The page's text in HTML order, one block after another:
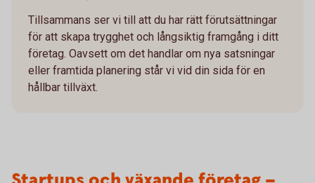
Tillsammans ser vi till att du har rätt förutsättningar
för att skapa trygghet och långsiktig framgång i ditt
företag. Oavsett om det handlar om nya satsningar
eller framtida planering står vi vid din sida för en
hållbar tillväxt.